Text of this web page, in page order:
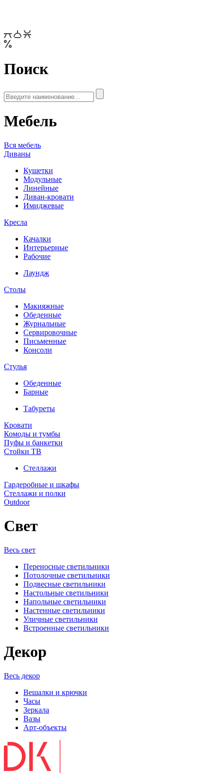
Поиск
Мебель
Вся мебель
Диваны
Кушетки
Модульные
Линейные
Диван-кровати
Имиджевые
Кресла
Качалки
Интерьерные
Рабочие
Лаундж
Столы
Макияжные
Обеденные
Журнальные
Сервировочные
Письменные
Консоли
Стулья
Обеденные
Барные
Табуреты
Кровати
Комоды и тумбы
Пуфы и банкетки
Стойки ТВ
Стеллажи
Гардеробные и шкафы
Стеллажи и полки
Outdoor
Свет
Весь свет
Переносные светильники
Потолочные светильники
Подвесные светильники
Настольные светильники
Напольные светильники
Настенные светильники
Уличные светильники
Встроенные светильники
Декор
Весь декор
Вешалки и крючки
Часы
Зеркала
Вазы
Арт-объекты